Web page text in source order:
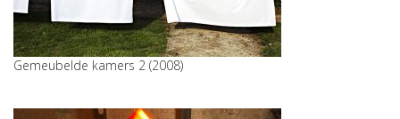
Gemeubelde kamers 2 (2008)